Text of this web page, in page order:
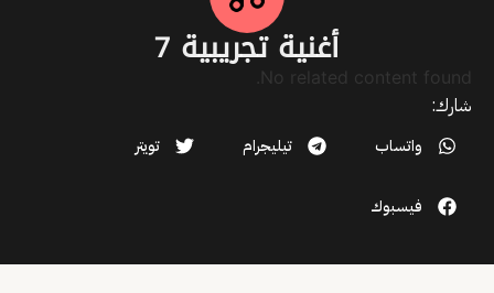
أغنية تجريبية 7
No related content found.
شارك:
واتساب تيليجرام تويتر
فيسبوك